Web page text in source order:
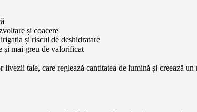
și coacere
și riscul de deshidratare
și mai greu de valorificat
livezii tale, care reglează cantitatea de lumină și creează